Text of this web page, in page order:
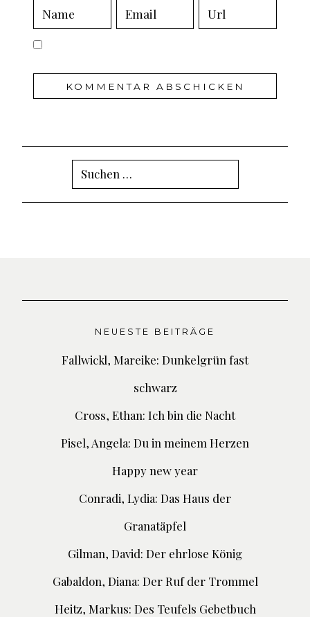
Suchen
nach:
NEUESTE BEITRÄGE
Fallwickl, Mareike: Dunkelgrün fast
schwarz
Cross, Ethan: Ich bin die Nacht
Pisel, Angela: Du in meinem Herzen
Happy new year
Conradi, Lydia: Das Haus der
Granatäpfel
Gilman, David: Der ehrlose König
Gabaldon, Diana: Der Ruf der Trommel
Heitz, Markus: Des Teufels Gebetbuch